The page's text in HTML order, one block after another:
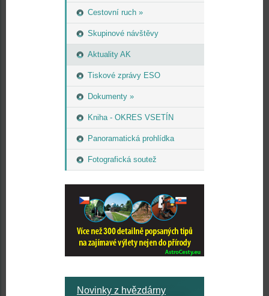
Cestovní ruch »
Skupinové návštěvy
Aktuality AK
Tiskové zprávy ESO
Dokumenty »
Kniha - OKRES VSETÍN
Panoramatická prohlídka
Fotografická soutež
Novinky z hvězdárny